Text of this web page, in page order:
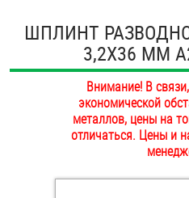
ОПТ
ПОКУПАТЕЛЯМ
ОПЛАТА И ДОСТАВКА
НАШИ МАГАЗИНЫ
Антивандальный
Болты и винты
Втулки
ШПЛИНТ
3,2Х36 ММ
Внимание! В
экономической
металлов, цены на
отличаться. Цены и